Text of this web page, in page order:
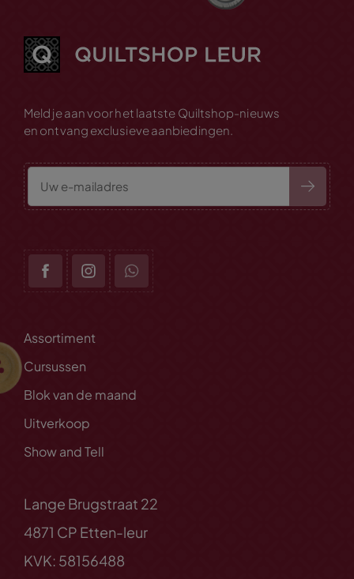
Meld je aan voor het laatste Quiltshop-nieuws
en ontvang exclusieve aanbiedingen.
Assortiment
Cursussen
Blok van de maand
Uitverkoop
Show and Tell
Lange Brugstraat 22
4871 CP Etten-leur
KVK: 58156488